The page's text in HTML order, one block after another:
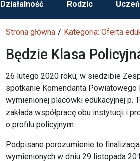
Działalność Rodzic Uczeń
Strona główna Kategoria: Oferta
Będzie Klasa
26 lutego 2020 roku, w siedzibie
spotkanie Komendanta
wymienionej placówki edukacyjnej p.
zakłada współpracę obu instytucji i
o profilu policyjnym.
Podpisane porozumienie to
wymienionych w dniu 29 listopada